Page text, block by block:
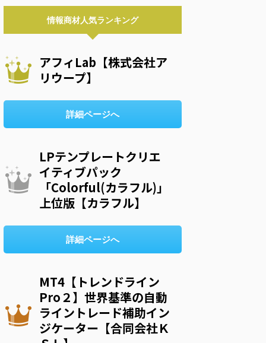
情報商材人気ランキング
アフィLab【株式会社ア
リウープ】
詳細ページへ
LPテンプレートクリエ
イティブパック
「Colorful(カラフル)」
上位版【カラフル】
詳細ページへ
MT4【トレンドライン
Pro２】世界基準の自動
ライントレード補助イン
ジケーター【合同会社Ｋ